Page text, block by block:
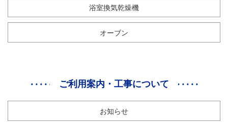
浴室換気乾燥機
オーブン
ご利用案内・工事について
お知らせ